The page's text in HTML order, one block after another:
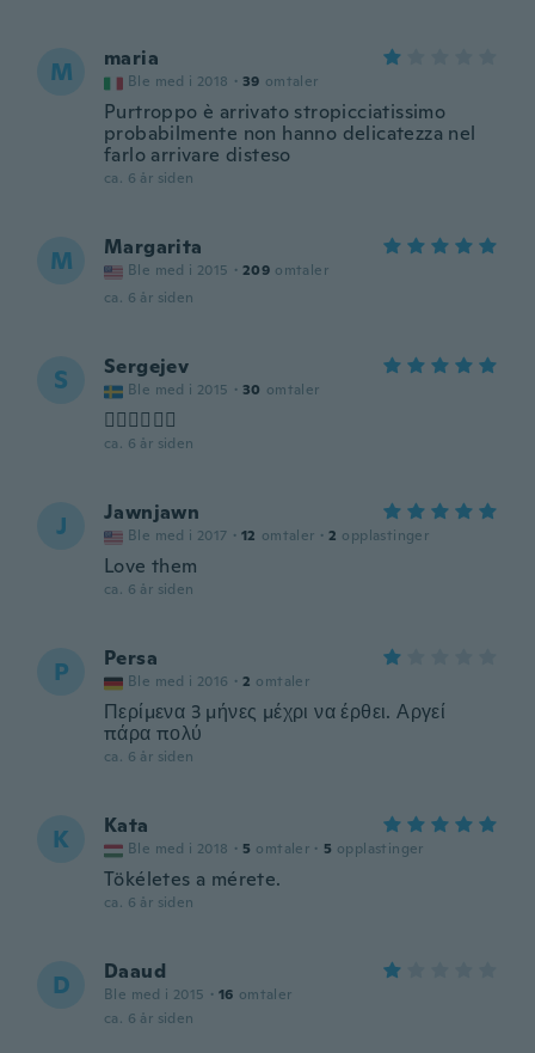
M maria
Ble med i 2018 · 39 omtaler
Purtroppo è arrivato stropicciatissimo
probabilmente non hanno delicatezza nel
farlo arrivare disteso
ca. 6 år siden
M Margarita
Ble med i 2015 · 209 omtaler
ca. 6 år siden
S Sergejev
Ble med i 2015 · 30 omtaler
👍🏼👍🏼👍🏼
ca. 6 år siden
J Jawnjawn
Ble med i 2017 · 12 omtaler · 2 opplastinger
Love them
ca. 6 år siden
P Persa
Ble med i 2016 · 2 omtaler
Περίμενα 3 μήνες μέχρι να έρθει. Αργεί
πάρα πολύ
ca. 6 år siden
K Kata
Ble med i 2018 · 5 omtaler · 5 opplastinger
Tökéletes a mérete.
ca. 6 år siden
D Daaud
Ble med i 2015 · 16 omtaler
ca. 6 år siden